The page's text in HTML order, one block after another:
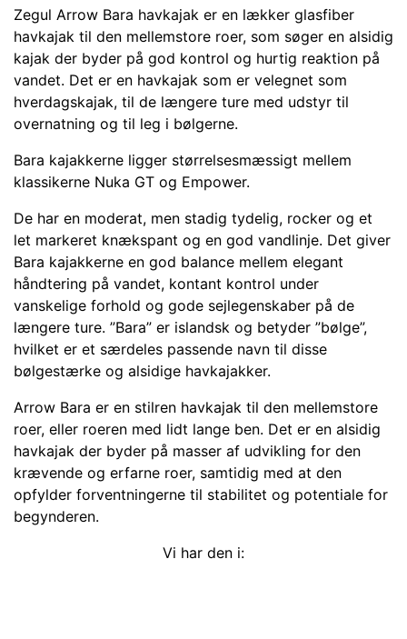
Zegul Arrow Bara havkajak er en lækker glasfiber
havkajak til den mellemstore roer, som søger en alsidig
kajak der byder på god kontrol og hurtig reaktion på
vandet. Det er en havkajak som er velegnet som
hverdagskajak, til de længere ture med udstyr til
overnatning og til leg i bølgerne.
Bara kajakkerne ligger størrelsesmæssigt mellem
klassikerne Nuka GT og Empower.
De har en moderat, men stadig tydelig, rocker og et
let markeret knækspant og en god vandlinje. Det giver
Bara kajakkerne en god balance mellem elegant
håndtering på vandet, kontant kontrol under
vanskelige forhold og gode sejlegenskaber på de
længere ture. ”Bara” er islandsk og betyder ”bølge”,
hvilket er et særdeles passende navn til disse
bølgestærke og alsidige havkajakker.
Arrow Bara er en stilren havkajak til den mellemstore
roer, eller roeren med lidt lange ben. Det er en alsidig
havkajak der byder på masser af udvikling for den
krævende og erfarne roer, samtidig med at den
opfylder forventningerne til stabilitet og potentiale for
begynderen.
Vi har den i: